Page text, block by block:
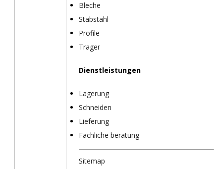
Bleche
Stabstahl
Profile
Trager
Dienstleistungen
Lagerung
Schneiden
Lieferung
Fachliche beratung
Sitemap